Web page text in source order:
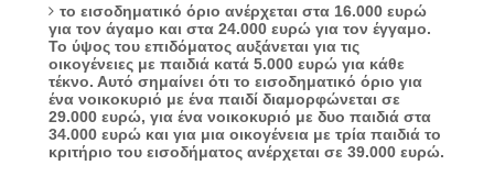
το εισοδηματικό όριο ανέρχεται στα 16.000 ευρώ
για τον άγαμο και στα 24.000 ευρώ για τον έγγαμο.
Το ύψος του επιδόματος αυξάνεται για τις
οικογένειες με παιδιά κατά 5.000 ευρώ για κάθε
τέκνο. Αυτό σημαίνει ότι το εισοδηματικό όριο για
ένα νοικοκυριό με ένα παιδί διαμορφώνεται σε
29.000 ευρώ, για ένα νοικοκυριό με δυο παιδιά στα
34.000 ευρώ και για μια οικογένεια με τρία παιδιά το
κριτήριο του εισοδήματος ανέρχεται σε 39.000 ευρώ.